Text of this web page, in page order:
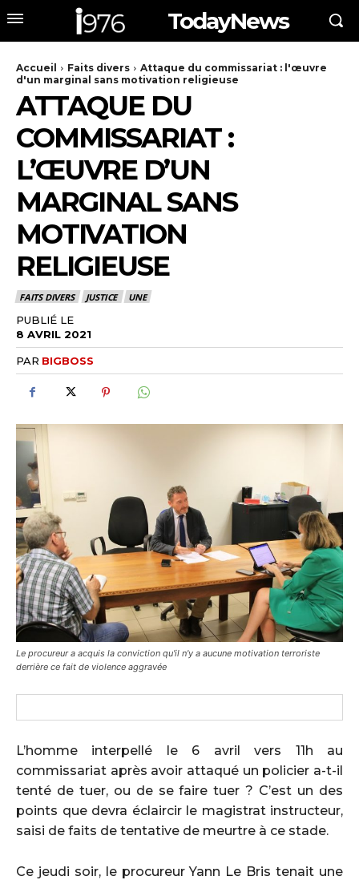
TodayNews
Accueil Faits divers
Attaque du commissariat : l'œuvre
d'un marginal sans motivation religieuse
ATTAQUE DU
COMMISSARIAT :
L’ŒUVRE D’UN
MARGINAL SANS
MOTIVATION
RELIGIEUSE
FAITS DIVERS JUSTICE UNE
PUBLIÉ LE
8 AVRIL 2021
PAR BIGBOSS
Le procureur a acquis la conviction qu'il n'y a aucune motivation terroriste
derrière ce fait de violence aggravée
L’homme interpellé le 6 avril vers 11h au
commissariat après avoir attaqué un policier a-t-il
tenté de tuer, ou de se faire tuer ? C’est un des
points que devra éclaircir le magistrat instructeur,
saisi de faits de tentative de meurtre à ce stade.
Ce jeudi soir, le procureur Yann Le Bris tenait une